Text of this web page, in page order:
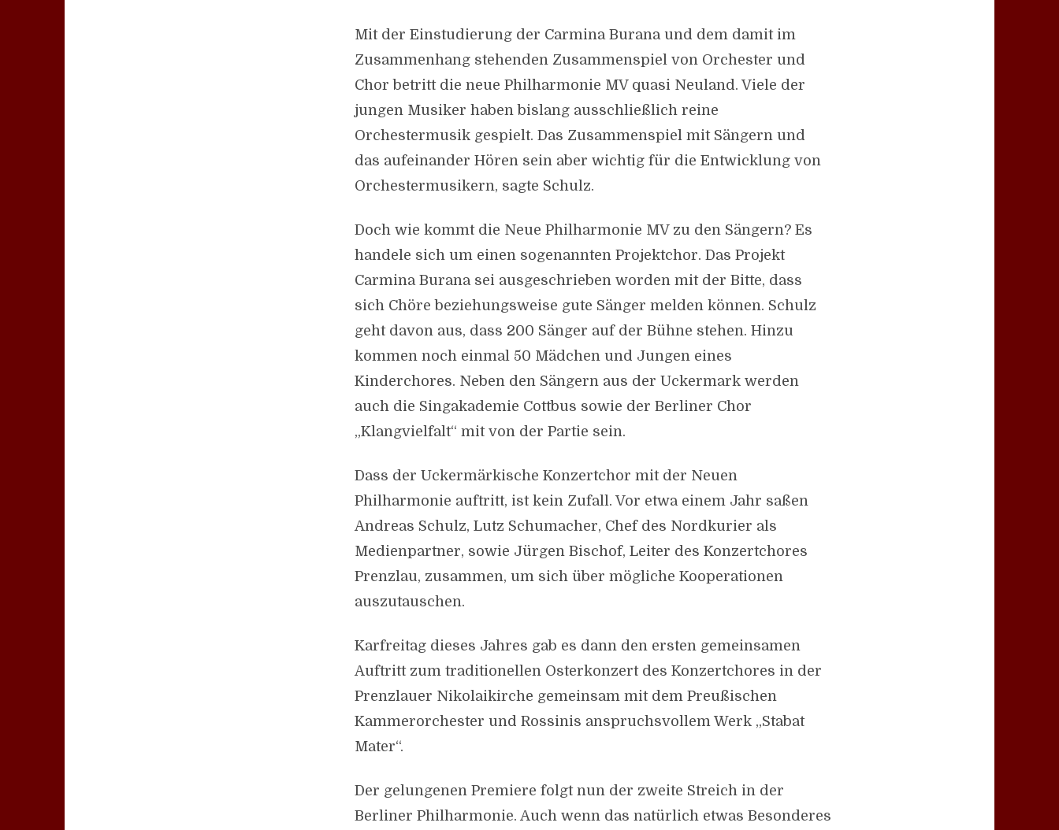
Mit der Einstudierung der Carmina Burana und dem damit im
Zusammenhang stehenden Zusammenspiel von Orchester und
Chor betritt die neue Philharmonie MV quasi Neuland. Viele der
jungen Musiker haben bislang ausschließlich reine
Orchestermusik gespielt. Das Zusammenspiel mit Sängern und
das aufeinander Hören sein aber wichtig für die Entwicklung von
Orchestermusikern, sagte Schulz.
Doch wie kommt die Neue Philharmonie MV zu den Sängern? Es
handele sich um einen sogenannten Projektchor. Das Projekt
Carmina Burana sei ausgeschrieben worden mit der Bitte, dass
sich Chöre beziehungsweise gute Sänger melden können. Schulz
geht davon aus, dass 200 Sänger auf der Bühne stehen. Hinzu
kommen noch einmal 50 Mädchen und Jungen eines
Kinderchores. Neben den Sängern aus der Uckermark werden
auch die Singakademie Cottbus sowie der Berliner Chor
„Klangvielfalt“ mit von der Partie sein.
Dass der Uckermärkische Konzertchor mit der Neuen
Philharmonie auftritt, ist kein Zufall. Vor etwa einem Jahr saßen
Andreas Schulz, Lutz Schumacher, Chef des Nordkurier als
Medienpartner, sowie Jürgen Bischof, Leiter des Konzertchores
Prenzlau, zusammen, um sich über mögliche Kooperationen
auszutauschen.
Karfreitag dieses Jahres gab es dann den ersten gemeinsamen
Auftritt zum traditionellen Osterkonzert des Konzertchores in der
Prenzlauer Nikolaikirche gemeinsam mit dem Preußischen
Kammerorchester und Rossinis anspruchsvollem Werk „Stabat
Mater“.
Der gelungenen Premiere folgt nun der zweite Streich in der
Berliner Philharmonie. Auch wenn das natürlich etwas Besonderes